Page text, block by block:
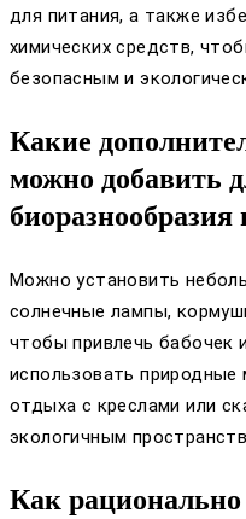
для питания, а также
химических средств,
безопасным и
Какие
можно добавить
биоразнообразия
Можно установить
солнечные лампы,
чтобы привлечь бабочек
использовать
отдыха с креслами или
экологичным
Как рационально